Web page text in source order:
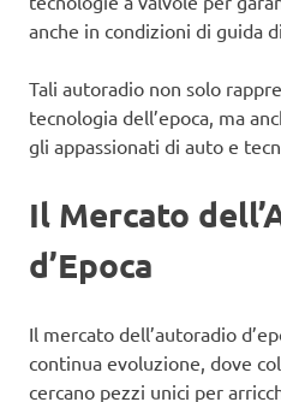
anche in condizioni di guida
Tali autoradio non solo
tecnologia dell’epoca, ma
gli appassionati di auto e
Il Mercato
d’Epoca
Il mercato dell’autoradio
continua evoluzione, dove
cercano pezzi unici per